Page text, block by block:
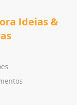
Ideias &